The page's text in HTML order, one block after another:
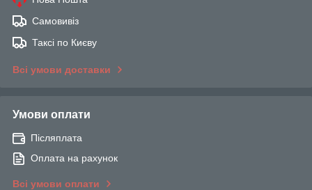
Самовивіз
Таксі по Києву
Всі умови доставки
Умови оплати
Післяплата
Оплата на рахунок
Всі умови оплати